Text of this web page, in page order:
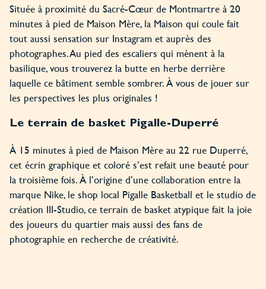
Située à proximité du Sacré-Cœur de Montmartre à 20
minutes à pied de Maison Mère, la Maison qui coule fait
tout aussi sensation sur Instagram et auprès des
photographes. Au pied des escaliers qui mènent à la
basilique, vous trouverez la butte en herbe derrière
laquelle ce bâtiment semble sombrer. À vous de jouer sur
les perspectives les plus originales !
Le terrain de basket Pigalle-Duperré
À 15 minutes à pied de Maison Mère au 22 rue Duperré,
cet écrin graphique et coloré s’est refait une beauté pour
la troisième fois. À l’origine d’une collaboration entre la
marque Nike, le shop local Pigalle Basketball et le studio de
création III-Studio, ce terrain de basket atypique fait la joie
des joueurs du quartier mais aussi des fans de
photographie en recherche de créativité.